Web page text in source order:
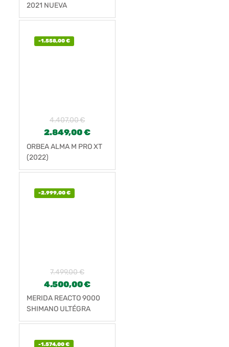
2021 NUEVA
-1.558,00€
4.407,00€
2.849,00€
ORBEA ALMA M PRO XT
(2022)
-2.999,00€
7.499,00€
4.500,00€
MERIDA REACTO 9000
SHIMANO ULTÉGRA
8000 NUEVA
-1.574,00€